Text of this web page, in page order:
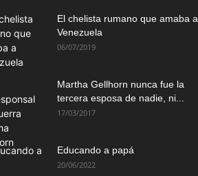
El chelista rumano que amaba a
Venezuela
06/07/2019
Martha Gellhorn nunca fue la
tercera esposa de nadie, ni...
17/03/2017
Educando a papá
20/06/2022